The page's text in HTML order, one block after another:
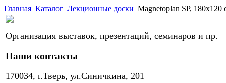
Главная Каталог Лекционные доски Magnetoplan SP, 180х120
Организация выставок, презентаций, семинаров и пр.
Наши контакты
170034, г.Тверь, ул.Синичкина, 201